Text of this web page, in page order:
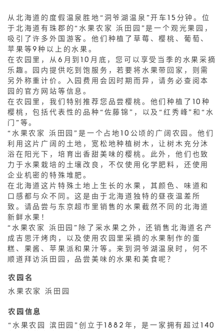
从北海道的度假温泉胜地“洞爷湖温泉”开车15分钟。位
于北海道有珠郡的“水果农家 浜田园”是一个观光果园，
吸引了许多外国游客。他们种植了草莓、樱桃、葡萄、
苹果等9种以上的水果。
在农园里，从6月到10月底，您可以享受当季的水果采摘
乐趣。园内提供吃到饱服务，若要将水果带回家，则需
另外称重计价。入园费用会因时期而异，请务必查阅本
园的官方网站等信息。
在农园里，我们特别推荐您品尝樱桃。他们种植了10种
樱桃，包括代表性的品种“佐藤锦”，以及“红秀峰”和“水
门”等。
“水果农家 浜田园”是一个占地10公顷的广阔农园。他们
利用这片广阔的土地，宽松地种植树木，让树木充分沐
浴在阳光下，培育出香甜美味的樱桃。此外，他们也致
力于水果栽培的土壤改良，不仅使用化学肥料，还使用
企业机密的特殊堆肥。
在北海道这片特殊土地上生长的水果，其颜色、味道和
口感都与众不同。这是由于北海道独特的昼夜温差所
致。请品尝与东京超市里销售的水果截然不同的北海道
新鲜水果！
“水果农家 浜田园”除了采水果之外，还销售北海道名产
成吉思汗烤肉，以及使用农园里采摘的水果制作的蛋
糕、果酱、苹果派和果汁等。来到洞爷湖温泉时，何不
顺道拜访浜田园，品尝美味的水果和美食呢？
农园名
水果农家 浜田园
农园信息
“水果农园 滨田园”创立于1882年，是一家拥有超过140